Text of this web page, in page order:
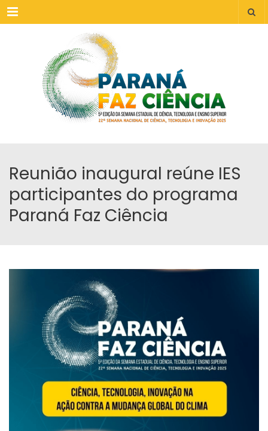
Menu
Reunião inaugural reúne IES
participantes do programa
Paraná Faz Ciência